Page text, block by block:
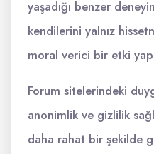
yaşadığı benzer
kendilerini yalnız
moral verici bir etki
Forum sitelerindeki
anonimlik ve gizlilik
daha rahat bir şekilde